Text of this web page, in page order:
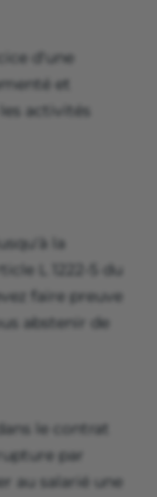
d'une
et
activités
la
L 1222-5 du
faire preuve
abstenir de
le contrat
par
au salarié une